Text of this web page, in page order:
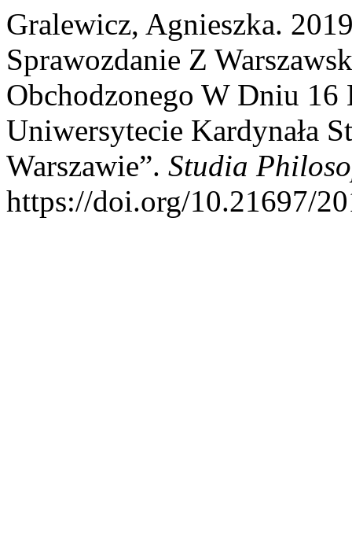
Gralewicz, Agnieszka.
Sprawozdanie Z
Obchodzonego W Dniu
Uniwersytecie Kardynała
Warszawie”. Studia
https://doi.org/10.21697/